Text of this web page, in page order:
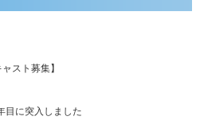
ャスト募集】
目に突入しました